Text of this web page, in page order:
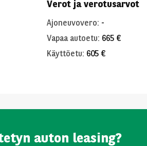
Verot ja verotusarvot
Ajoneuvovero: -
Vapaa autoetu: 665 €
Käyttöetu: 605 €
auton leasing?